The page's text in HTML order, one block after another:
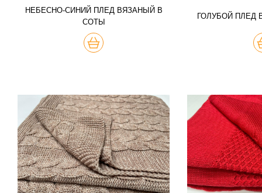
НЕБЕСНО-СИНИЙ ПЛЕД ВЯЗАНЫЙ В
СОТЫ
КУПИТЬ
ГОЛУБОЙ ПЛЕД